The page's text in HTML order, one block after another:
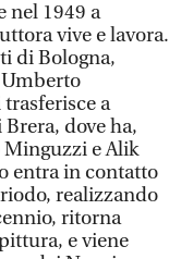
nel 1949 a
vive e lavora.
di Bologna,
a
dove ha,
e Alik
entra in contatto
realizzando
ritorna
e viene